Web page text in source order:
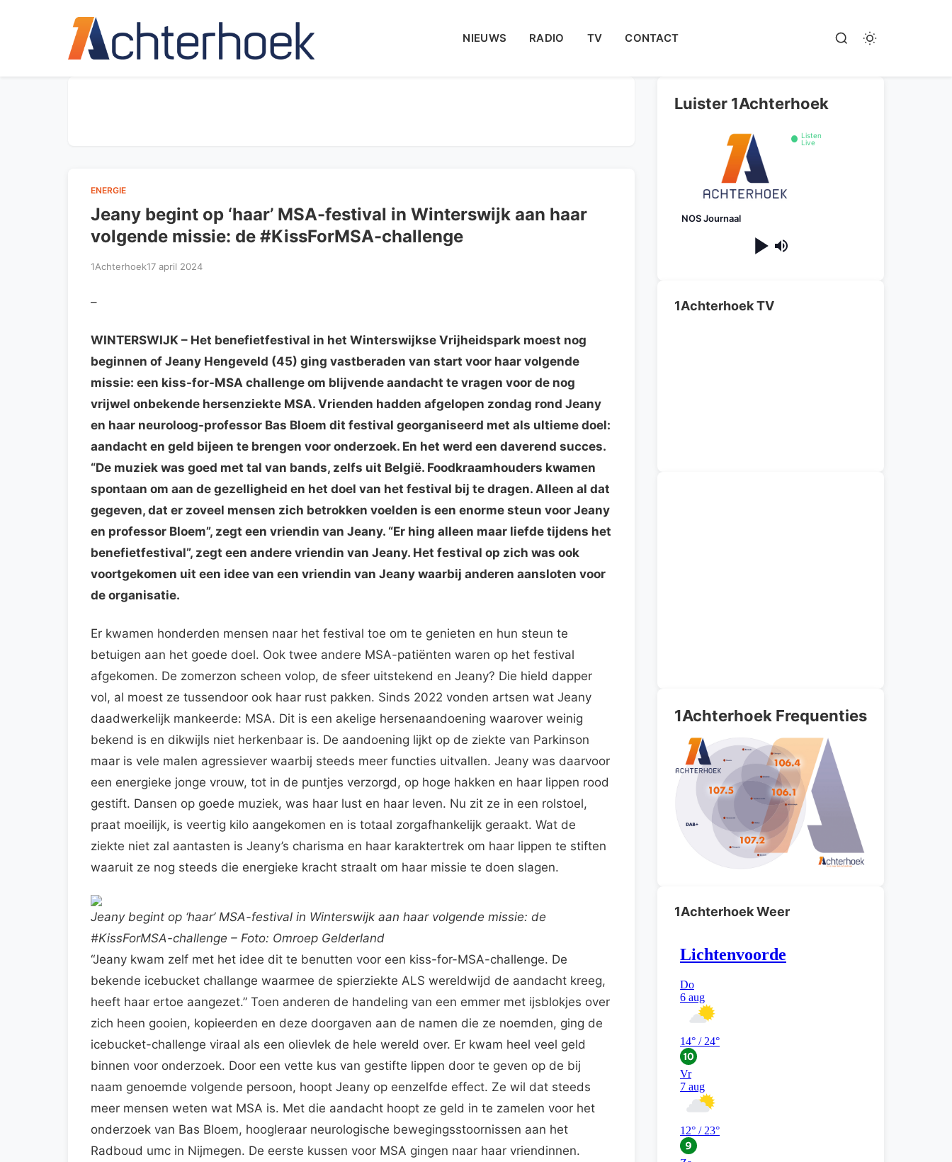
NIEUWS RADIO TV CONTACT
ENERGIE
Jeany begint op ‘haar’ MSA-festival in Winterswijk aan haar
volgende missie: de #KissForMSA-challenge
1Achterhoek17 april 2024
–
WINTERSWIJK – Het benefietfestival in het Winterswijkse Vrijheidspark moest nog
beginnen of Jeany Hengeveld (45) ging vastberaden van start voor haar volgende
missie: een kiss-for-MSA challenge om blijvende aandacht te vragen voor de nog
vrijwel onbekende hersenziekte MSA. Vrienden hadden afgelopen zondag rond Jeany
en haar neuroloog-professor Bas Bloem dit festival georganiseerd met als ultieme doel:
aandacht en geld bijeen te brengen voor onderzoek. En het werd een daverend succes.
“De muziek was goed met tal van bands, zelfs uit België. Foodkraamhouders kwamen
spontaan om aan de gezelligheid en het doel van het festival bij te dragen. Alleen al dat
gegeven, dat er zoveel mensen zich betrokken voelden is een enorme steun voor Jeany
en professor Bloem”, zegt een vriendin van Jeany. “Er hing alleen maar liefde tijdens het
benefietfestival”, zegt een andere vriendin van Jeany. Het festival op zich was ook
voortgekomen uit een idee van een vriendin van Jeany waarbij anderen aansloten voor
de organisatie.
Er kwamen honderden mensen naar het festival toe om te genieten en hun steun te
betuigen aan het goede doel. Ook twee andere MSA-patiënten waren op het festival
afgekomen. De zomerzon scheen volop, de sfeer uitstekend en Jeany? Die hield dapper
vol, al moest ze tussendoor ook haar rust pakken. Sinds 2022 vonden artsen wat Jeany
daadwerkelijk mankeerde: MSA. Dit is een akelige hersenaandoening waarover weinig
bekend is en dikwijls niet herkenbaar is. De aandoening lijkt op de ziekte van Parkinson
maar is vele malen agressiever waarbij steeds meer functies uitvallen. Jeany was daarvoor
een energieke jonge vrouw, tot in de puntjes verzorgd, op hoge hakken en haar lippen rood
gestift. Dansen op goede muziek, was haar lust en haar leven. Nu zit ze in een rolstoel,
praat moeilijk, is veertig kilo aangekomen en is totaal zorgafhankelijk geraakt. Wat de
ziekte niet zal aantasten is Jeany’s charisma en haar karaktertrek om haar lippen te stiften
waaruit ze nog steeds die energieke kracht straalt om haar missie te doen slagen.
Jeany begint op ‘haar’ MSA-festival in Winterswijk aan haar volgende missie: de
#KissForMSA-challenge – Foto: Omroep Gelderland
“Jeany kwam zelf met het idee dit te benutten voor een kiss-for-MSA-challenge. De
bekende icebucket challange waarmee de spierziekte ALS wereldwijd de aandacht kreeg,
heeft haar ertoe aangezet.” Toen anderen de handeling van een emmer met ijsblokjes over
zich heen gooien, kopieerden en deze doorgaven aan de namen die ze noemden, ging de
icebucket-challenge viraal als een olievlek de hele wereld over. Er kwam heel veel geld
binnen voor onderzoek. Door een vette kus van gestifte lippen door te geven op de bij
naam genoemde volgende persoon, hoopt Jeany op eenzelfde effect. Ze wil dat steeds
meer mensen weten wat MSA is. Met die aandacht hoopt ze geld in te zamelen voor het
onderzoek van Bas Bloem, hoogleraar neurologische bewegingsstoornissen aan het
Radboud umc in Nijmegen. De eerste kussen voor MSA gingen naar haar vriendinnen.
Luister 1Achterhoek
Listen
Live
NOS Journaal
1Achterhoek TV
1Achterhoek Frequenties
1Achterhoek Weer